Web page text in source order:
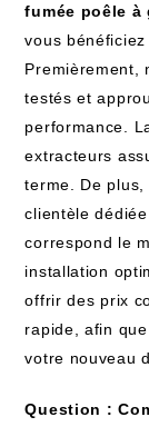
fumée poêle
vous
Premièrement,
testés et
performance.
extracteurs
terme. De
clientèle
correspond le
installation
offrir des prix
rapide, afin
votre nouveau
Question :